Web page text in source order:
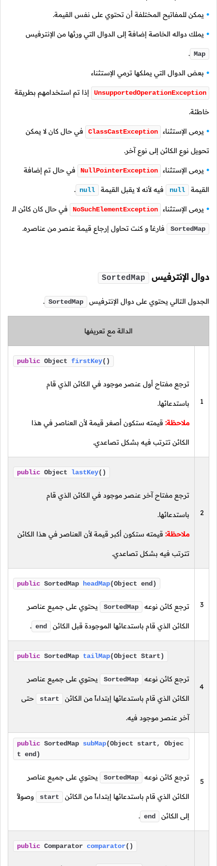
يمكن للمفاتيح المختلفة أن تحتوي على نفس القيمة.
يملك دواله الخاصة إضافةً إلى الدوال التي ورثها من الإنترفيس
Map
.
بعض الدوال التي يملكها ترمي الإستثناء
UnsupportedOperationException إذا تم استخدامهم بطريقة
خاطئة.
يرمى الإستثناء ClassCastException في حال كان لا يمكن
تحويل نوع الكائن إلى نوع آخر.
يرمى الإستثناء NullPointerException في حال تم إضافة
القيمة null فيه لأنه لا يقبل القيمة null
.
يرمى الإستثناء NoSuchElementException في حال كان كائن الـ
SortedMap فارغاً و كنت تحاول إرجاع قيمة عنصر من عناصره.
دوال الإنترفيس SortedMap
الجدول التالي يحتوي على دوال الإنترفيس SortedMap
.
الدالة مع تعريفها
1
public Object firstKey()
ترجع مفتاح أول عنصر موجود في الكائن الذي قام
باستدعائها.
ملاحظة: قيمته ستكون أصغر قيمة لأن العناصر في هذا
الكائن تترتب فيه بشكل تصاعدي.
2
public Object lastKey()
ترجع مفتاح آخر عنصر موجود في الكائن الذي قام
باستدعائها.
ملاحظة: قيمته ستكون أكبر قيمة لأن العناصر في هذا الكائن
تترتب فيه بشكل تصاعدي.
3
public SortedMap headMap(Object end)
ترجع كائن نوعه SortedMap يحتوي على جميع عناصر
الكائن الذي قام باستدعائها الموجودة قبل الكائن end
.
4
public SortedMap tailMap(Object Start)
ترجع كائن نوعه SortedMap يحتوي على جميع عناصر
الكائن الذي قام باستدعائها إبتداءاً من الكائن start حتى
آخر عنصر موجود فيه.
5
public SortedMap subMap(Object start, Objec
t end)
ترجع كائن نوعه SortedMap يحتوي على جميع عناصر
الكائن الذي قام باستدعائها إبتداءاً من الكائن start وصولاً
إلى الكائن end
.
public Comparator comparator()